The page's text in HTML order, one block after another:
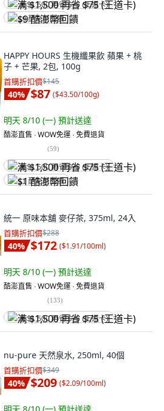
满 $1,500 再省 $75 (王道卡)
$9 酷澎幣回饋
HAPPY HOURS 生機纖果飲 蘋果 + 桃
子 + 芒果, 2包, 100g
首購折扣價$145
40% $87 ($43.50/100g)
明天 8/10 (一) 預計送達
酷澎直售 ∙ WOW免運 ∙ 免費退貨
(59)
满 $1,500 再省 $75 (王道卡)
$1 酷澎幣回饋
統一 原味本舖 麥仔茶, 375ml, 24入
首購折扣價$288
40% $172 ($1.91/100ml)
明天 8/10 (一) 預計送達
酷澎直售 ∙ WOW免運 ∙ 免費退貨
(133)
满 $1,500 再省 $75 (王道卡)
nu-pure 天然泉水, 250ml, 40個
首購折扣價$349
40% $209 ($2.09/100ml)